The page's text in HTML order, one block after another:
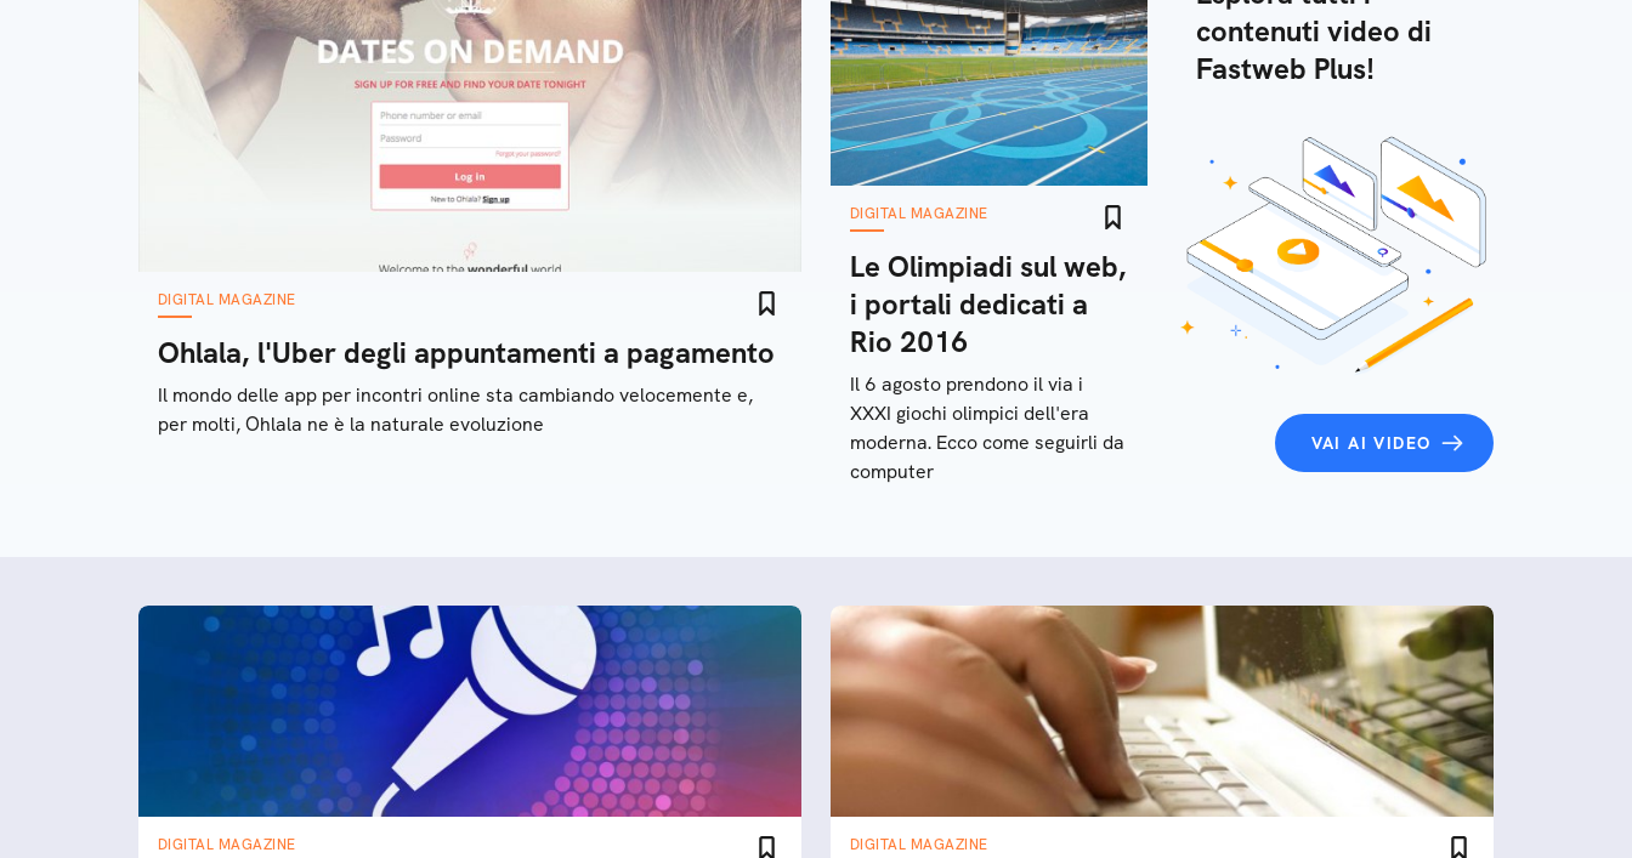
DIGITAL MAGAZINE
Ohlala, l'Uber degli appuntamenti a pagamento
Il mondo delle app per incontri online sta cambiando velocemente e,
per molti, Ohlala ne è la naturale evoluzione
DIGITAL MAGAZINE
Le Olimpiadi sul web,
i portali dedicati a
Rio 2016
Il 6 agosto prendono il via i
XXXI giochi olimpici dell'era
moderna. Ecco come seguirli da
computer
contenuti video di
Fastweb Plus!
VAI AI VIDEO
DIGITAL MAGAZINE DIGITAL MAGAZINE